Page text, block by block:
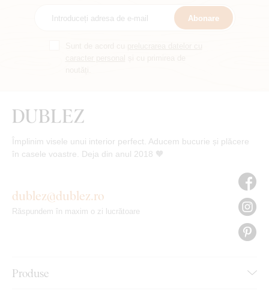
frumoase și totul este ambalat cu
grijă. Nu este prima noastră, niciAbonare
Împlinim visele unui interior perfect. Aducem bucurie și plăcere
în casele voastre. Deja din anul 2018 🧡
Produse
dublez@dublez.ro
Răspundem în maxim o zi lucrătoare